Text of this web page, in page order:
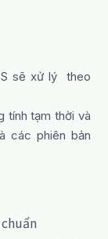
sẽ xử lý theo
tính tạm thời và
các phiên bản